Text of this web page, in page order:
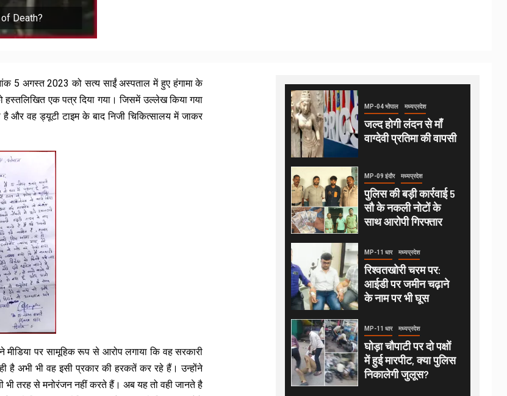
Death?
5 अगस्त 2023 को सत्य साईं अस्पताल में हुए हंगामा के
हस्तलिखित एक पत्र दिया गया। जिसमें उल्लेख किया गया
और वह ड्यूटी टाइम के बाद निजी चिकित्सालय में जाकर
मीडिया पर सामूहिक रूप से आरोप लगाया कि वह सरकारी
है अभी भी वह इसी प्रकार की हरकतें कर रहे हैं। उन्होंने
भी तरह से मनोरंजन नहीं करते हैं। अब यह तो वही जानते है
MP-04 भोपाल मध्यप्रदेश
जल्द होगी लंदन से माँ
वाग्देवी प्रतिमा की वापसी
MP-09 इंदौर मध्यप्रदेश
पुलिस की बड़ी कार्रवाई 5
सौ के नकली नोटों के
साथ आरोपी गिरफ्तार
MP-11 धार मध्यप्रदेश
रिश्वतखोरी चरम पर:
आईडी पर जमीन चढ़ाने
के नाम पर भी घूस
MP-11 धार मध्यप्रदेश
घोड़ा चौपाटी पर दो पक्षों
में हुई मारपीट, क्या पुलिस
निकालेगी जुलूस?